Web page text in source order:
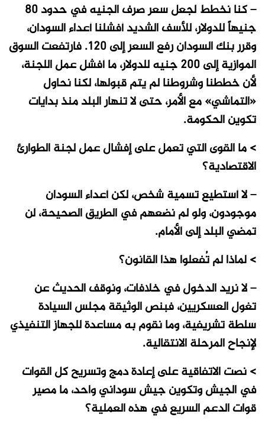
– كنا نخطط لجعل سعر صرف الجنيه في حدود 80
جنيهاً للدولار، للأسف الشديد أفشلنا أعداء السودان،
وقرر بنك السودان رفع السعر إلى 120. فارتفعت السوق
الموازية إلى 200 جنيه للدولار، ما أفشل عمل اللجنة،
لأن خططنا وشروطنا لم يتم قبولها، لكنا نحاول
«التماشي» مع الأمر، حتى لا تنهار البلد منذ بدايات
تكوين الحكومة.
> ما القوى التي تعمل على إفشال عمل لجنة الطوارئ
الاقتصادية؟
– لا أستطيع تسمية شخص، لكن أعداء السودان
موجودون، ولو لم نضعهم في الطريق الصحيحة، لن
تمضي البلد إلى الأمام.
> لماذا لم تُفعلوا هذا القانون؟
– لا نريد الدخول في خلافات، ونوقف الحديث عن
تغول العسكريين، فبنص الوثيقة مجلس السيادة
سلطة تشريفية، وما نقوم به مساعدة للجهاز التنفيذي
لإنجاح المرحلة الانتقالية.
> نصت الاتفاقية على إعادة دمج وتسريح كل القوات
في الجيش وتكوين جيش سوداني واحد، ما مصير
قوات الدعم السريع في هذه العملية؟